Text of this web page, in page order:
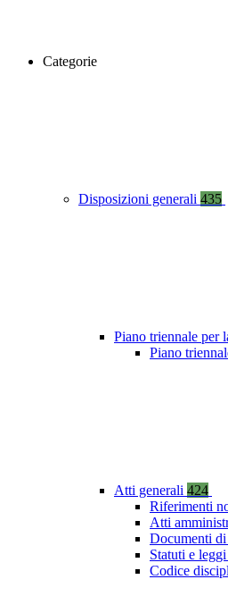
Categorie
Disposizioni generali 435
Piano triennale per
Piano
Atti generali 424
Riferimenti
Atti
Documenti di
Statuti e
Codice